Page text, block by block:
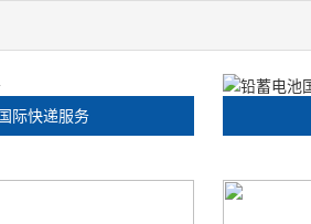
际快递服务